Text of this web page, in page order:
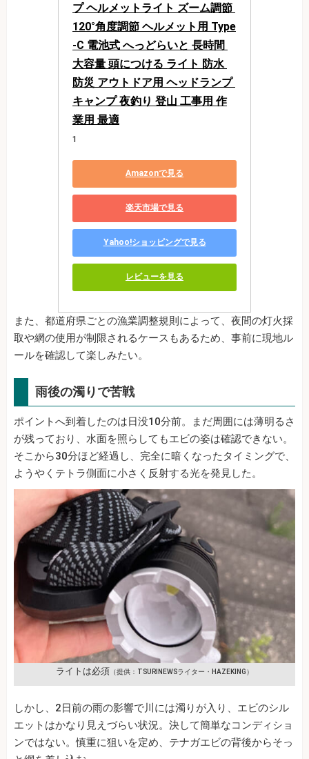
プ ヘルメットライト ズーム調節
120°角度調節 ヘルメット用 Type
-C 電池式 へっどらいと 長時間
大容量 頭につける ライト 防水
防災 アウトドア用 ヘッドランプ
キャンプ 夜釣り 登山 工事用 作
業用 最適
1
Amazonで見る
楽天市場で見る
Yahoo!ショッピングで見る
レビューを見る
また、都道府県ごとの漁業調整規則によって、夜間の灯火採
取や網の使用が制限されるケースもあるため、事前に現地ル
ールを確認して楽しみたい。
雨後の濁りで苦戦
ポイントへ到着したのは日没10分前。まだ周囲には薄明るさ
が残っており、水面を照らしてもエビの姿は確認できない。
そこから30分ほど経過し、完全に暗くなったタイミングで、
ようやくテトラ側面に小さく反射する光を発見した。
ライトは必須 （提供：TSURINEWSライター・HAZEKING）
しかし、2日前の雨の影響で川には濁りが入り、エビのシル
エットはかなり見えづらい状況。決して簡単なコンディショ
ンではない。慎重に狙いを定め、テナガエビの背後からそっ